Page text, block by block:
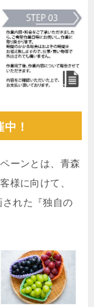
！
ーンとは、青森
様に向けて、
された『独自の